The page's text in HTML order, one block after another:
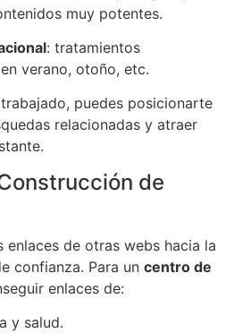
muy potentes.
: tratamientos
verano, otoño, etc.
puedes posicionarte
relacionadas y atraer
de
enlaces de otras webs hacia la
confianza. Para un centro de
enlaces de:
y salud.